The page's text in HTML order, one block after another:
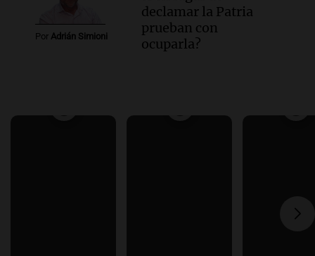
Por Adrián Simioni
declamar la Patria
prueban con
ocuparla?